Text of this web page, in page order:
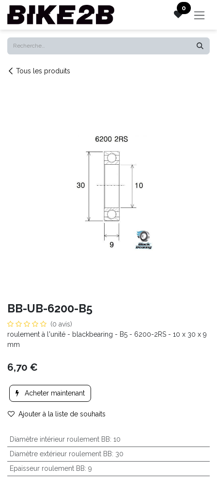
Se rendre au contenu 0
Tous les produits
BB-UB-6200-B5
(0 avis)
roulement à l'unité - blackbearing - B5 - 6200-2RS - 10 x 30 x 9
mm
6,70 €
Acheter maintenant
Ajouter à la liste de souhaits
Diamètre intérieur roulement BB: 10
Diamètre extérieur roulement BB: 30
Epaisseur roulement BB: 9